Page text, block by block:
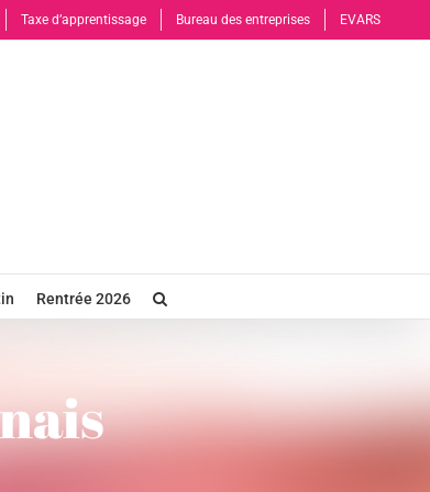
Taxe d’apprentissage Bureau des entreprises EVARS
Rentrée 2026